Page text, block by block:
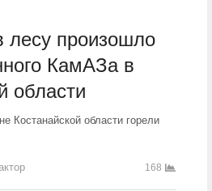
лесу произошло
КамАЗа в
области
Костанайской области горели
168